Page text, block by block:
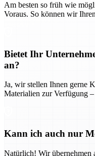
Am besten so früh wie
Voraus. So können wir
Bietet Ihr
an?
Ja, wir stellen Ihnen gerne
Materialien zur Verfügung
Kann ich auch nur
Natürlich! Wir übernehmen